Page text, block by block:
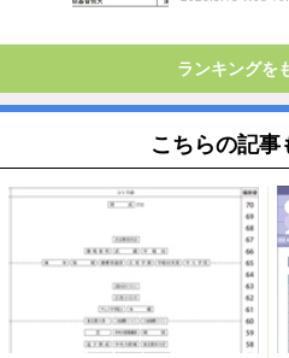
ランキングを
こちらの記事